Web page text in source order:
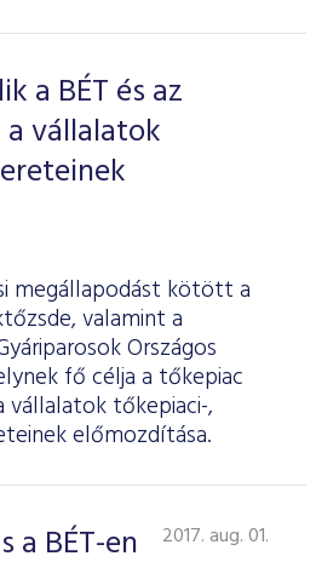
a BÉT és az
a vállalatok
megállapodást kötött a
valamint a
Országos
fő célja a tőkepiac
vállalatok tőkepiaci-,
előmozdítása.
a BÉT-en 2017. aug. 01.